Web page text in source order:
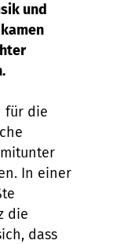
und
für die
In einer
die
dass